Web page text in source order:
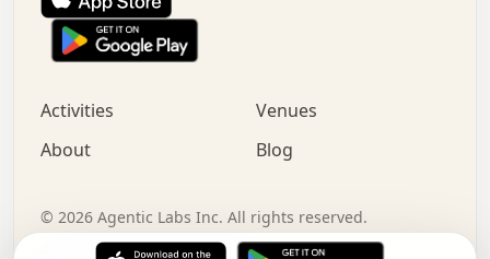
.   .   .   .   .   .   .   .   .   .   .   .   .
.   .   :   o   .   .   .   .   .   .   .   +   .
.   o   .   .   .   .   x   .   .   .   .   .   .
+   .   o   .   .   .   .   o   .   .   .   .
.   +   .   .   .   .   .   .   .   .   :   .   x
.   .   .   .   .   .   .   .   .   .   .   .   .   .
Activities
Venues
About
Blog
© 2026 Agentic Labs Inc. All rights reserved.